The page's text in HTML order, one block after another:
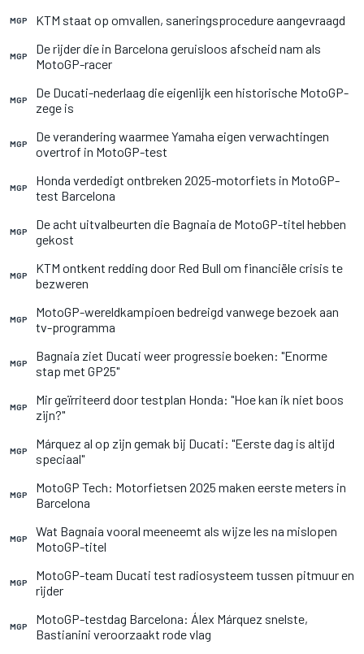
MGP KTM staat op omvallen, saneringsprocedure aangevraagd
MGP
De rijder die in Barcelona geruisloos afscheid nam als
MotoGP-racer
MGP
De Ducati-nederlaag die eigenlijk een historische MotoGP-
zege is
MGP
De verandering waarmee Yamaha eigen verwachtingen
overtrof in MotoGP-test
MGP
Honda verdedigt ontbreken 2025-motorfiets in MotoGP-
test Barcelona
MGP
De acht uitvalbeurten die Bagnaia de MotoGP-titel hebben
gekost
MGP
KTM ontkent redding door Red Bull om financiële crisis te
bezweren
MGP
MotoGP-wereldkampioen bedreigd vanwege bezoek aan
tv-programma
MGP
Bagnaia ziet Ducati weer progressie boeken: "Enorme
stap met GP25"
MGP
Mir geïrriteerd door testplan Honda: "Hoe kan ik niet boos
zijn?"
MGP
Márquez al op zijn gemak bij Ducati: "Eerste dag is altijd
speciaal"
MGP
MotoGP Tech: Motorfietsen 2025 maken eerste meters in
Barcelona
MGP
Wat Bagnaia vooral meeneemt als wijze les na mislopen
MotoGP-titel
MGP
MotoGP-team Ducati test radiosysteem tussen pitmuur en
rijder
MGP
MotoGP-testdag Barcelona: Álex Márquez snelste,
Bastianini veroorzaakt rode vlag